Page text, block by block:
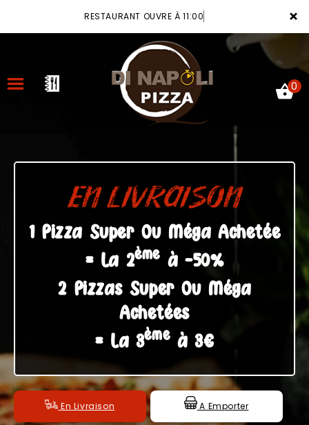
×
RESTAURANT OUVRE À 11:00
ACCUEIL
VOTRE COMPTE
NOTRE RESTAURANT
VOS AVIS
MENTIONS LÉGALES
0
EN LIVRAISON
1 Pizza Super Ou Méga Achetée
= La 2ème à -50%
2 Pizzas Super Ou Méga
Achetées
= La 3èmeà 3€
En Livraison A Emporter